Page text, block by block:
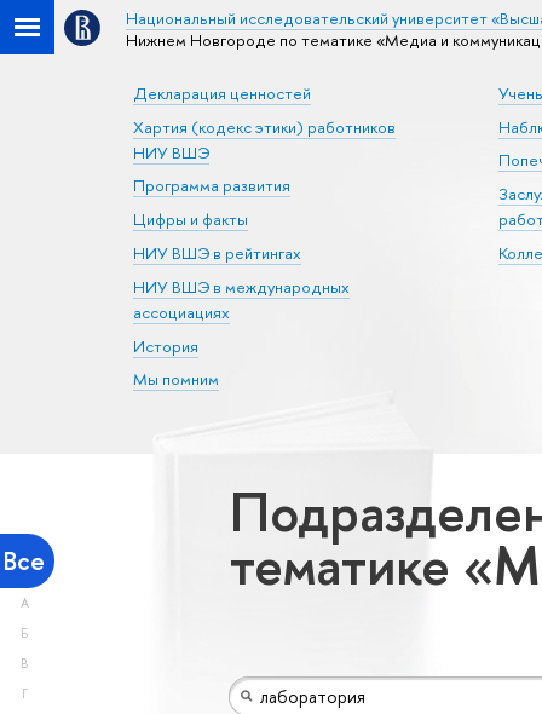
Национальный исследовательский университет
Нижнем Новгороде по тематике «Медиа и
Декларация ценностей
Хартия (кодекс этики) работников
НИУ ВШЭ
Программа развития
Цифры и факты
НИУ ВШЭ в рейтингах
НИУ ВШЭ в международных
ассоциациях
История
Мы помним
Все
А
Б
В
Г
тематике